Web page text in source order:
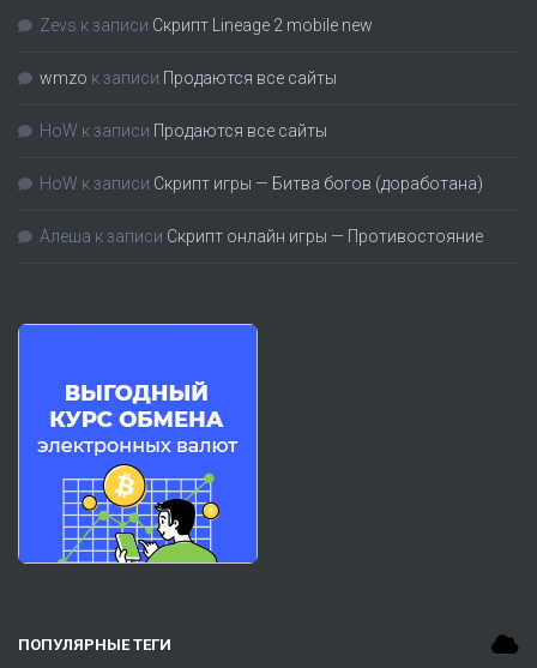
Zevs к записи Скрипт Lineage 2 mobile new
wmzo к записи Продаются все сайты
HoW к записи Продаются все сайты
HoW к записи Скрипт игры — Битва богов (доработана)
Алеша к записи Скрипт онлайн игры — Противостояние
ПОПУЛЯРНЫЕ ТЕГИ